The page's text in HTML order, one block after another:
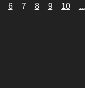
6 7 8 9 10 ...